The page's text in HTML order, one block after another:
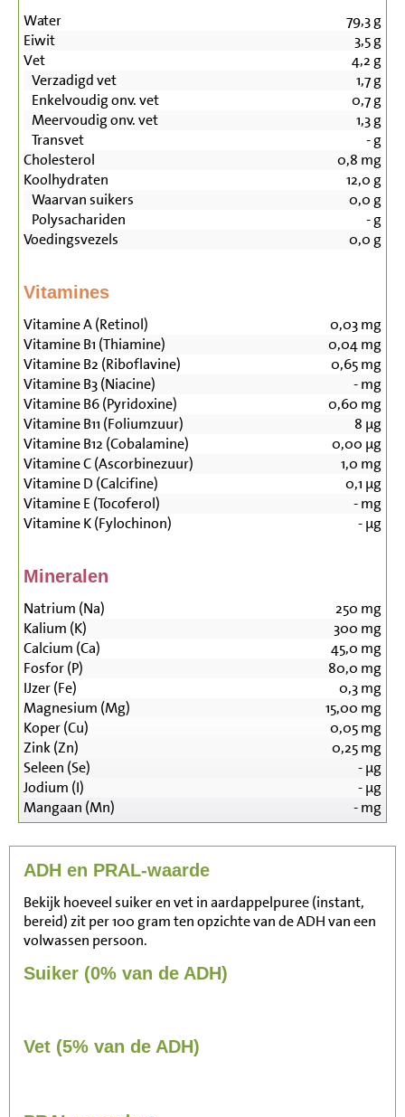
Water 79,3g
Eiwit
3,5g
Vet
4,2 g
Verzadigd vet
1,7g
Enkelvoudig onv. vet
0,7g
Meervoudig onv. vet
1,3g
Transvet
-g
Cholesterol
0,8 mg
Koolhydraten
12,0 g
Waarvan suikers
0,0 g
Polysachariden
-g
Voedingsvezels
0,0 g
Vitamines
Vitamine A (Retinol) 0,03mg
Vitamine B1 (Thiamine)
0,04mg
Vitamine B2 (Riboflavine)
0,65mg
Vitamine B3 (Niacine)
-mg
Vitamine B6 (Pyridoxine)
0,60 mg
Vitamine B11 (Foliumzuur)
8 µg
Vitamine B12 (Cobalamine)
0,00 µg
Vitamine C (Ascorbinezuur)
1,0 mg
Vitamine D (Calcifine)
0,1 µg
Vitamine E (Tocoferol)
-mg
Vitamine K (Fylochinon)
-µg
Mineralen
Natrium (Na) 250 mg
Kalium (K)
300 mg
Calcium (Ca)
45,0 mg
Fosfor (P)
80,0 mg
IJzer (Fe)
0,3mg
Magnesium (Mg)
15,00 mg
Koper (Cu)
0,05mg
Zink (Zn)
0,25mg
Seleen (Se)
-µg
Jodium (I)
-µg
Mangaan (Mn)
-mg
ADH en PRAL-waarde
Bekijk hoeveel suiker en vet in aardappelpuree (instant,
bereid) zit per 100 gram ten opzichte van de ADH van een
volwassen persoon.
Suiker (0% van de ADH)
Vet (5% van de ADH)